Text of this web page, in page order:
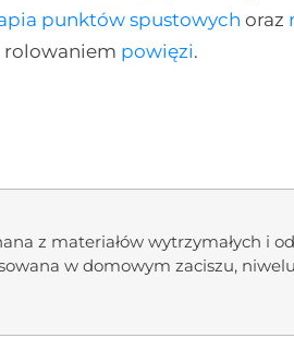
punktów spustowych oraz
rolowaniem powięzi.
z materiałów wytrzymałych i
w domowym zaciszu,